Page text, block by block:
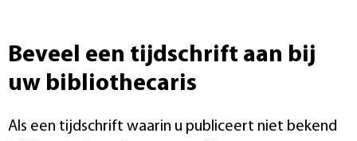
Beveel een tijdschrift aan bij
uw bibliothecaris
Als een tijdschrift waarin u publiceert niet bekend